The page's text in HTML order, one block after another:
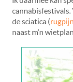
cannabisfestivals.
de sciatica (rugpijn
naast m’n